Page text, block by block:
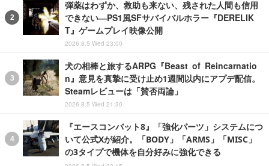
弾薬はわずか、救助も来ない、残された人間も信用
できない―PS1風SFサバイバルホラー『DERELIK
T』ゲームプレイ映像公開
2026.8.5 Wed 23:00
犬の相棒と旅するARPG『Beast of Reincarnatio
n』意見を真摯に受け止め1週間以内にアプデ配信。
Steamレビューは「賛否両論」
2026.8.5 Wed 21:30
『エースコンバット8』「強化パーツ」システムにつ
いて公式Xが紹介。「BODY」「ARMS」「MISC」
の3タイプで機体を自分好みに強化できる